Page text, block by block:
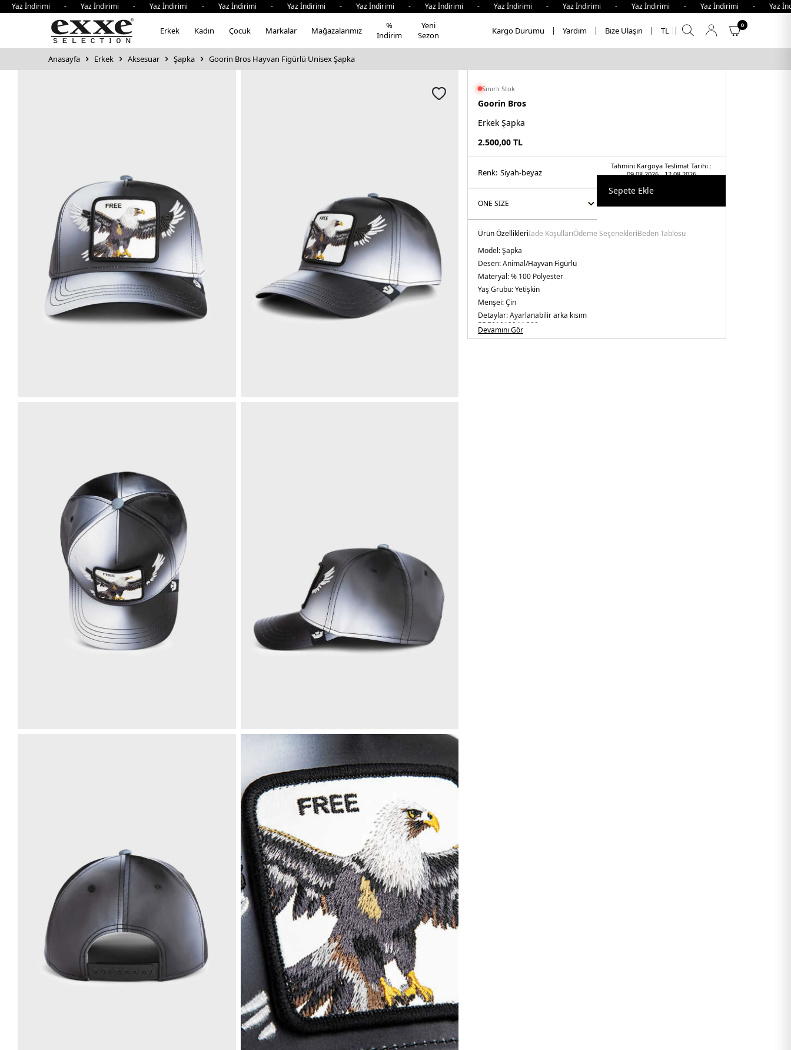
- Yaz İndirimi - Yaz İndirimi - Yaz İndirimi - Yaz İndirimi - Yaz İndirimi - Yaz İndirimi - Yaz İndirimi - Yaz İndirimi - Yaz İndirimi - Yaz İndirimi -
Erkek Kadın Çocuk Markalar Mağazalarımız
%
İndirim
Yeni
Sezon
Kargo Durumu Yardım Bize Ulaşın TL
0
Anasayfa Erkek Aksesuar Şapka Goorin Bros Hayvan Figürlü Unisex Şapka
Sınırlı Stok
Goorin Bros
Erkek Şapka
2.500,00 TL
Tahmini Kargoya Teslimat Tarihi :
09.08.2026 - 12.08.2026
Renk: si̇yah-beyaz
Sepete Ekle
Ürün Özellikleriİade KoşullarıÖdeme SeçenekleriBeden Tablosu
Model:Şapka
Desen:Animal/Hayvan Figürlü
Materyal:% 100 Polyester
Yaş Grubu:Yetişkin
Menşei:Çin
Detaylar:Ayarlanabilir arka kısım
5DE01012244.389
Devamını Gör